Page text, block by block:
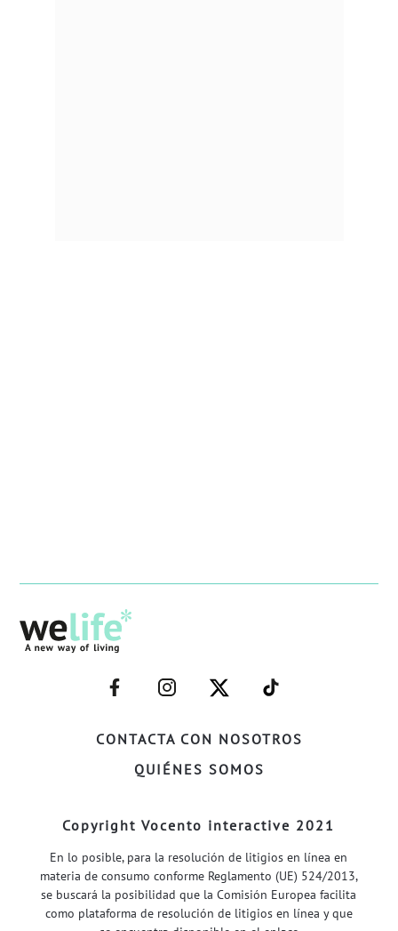
CONTACTA CON NOSOTROS
QUIÉNES SOMOS
–
FACEBOOK–
–
INSTAGRAM–
–
TWITTER–
–
WELIFE–
Copyright Vocento interactive 2021
En lo posible, para la resolución de litigios en línea en
materia de consumo conforme Reglamento (UE) 524/2013,
se buscará la posibilidad que la Comisión Europea facilita
como plataforma de resolución de litigios en línea y que